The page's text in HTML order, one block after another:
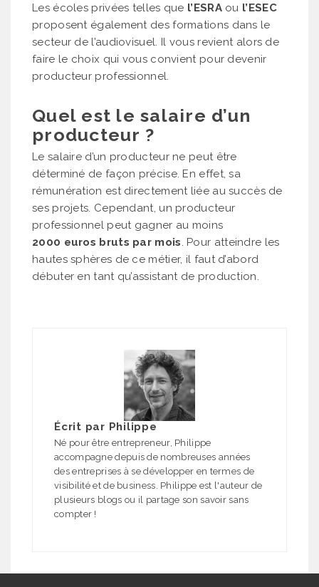
Les écoles privées telles que l’ESRAou l’ESEC
proposent également des formations dans le
secteur de l’audiovisuel. Il vous revient alors de
faire le choix qui vous convient pour devenir
producteur professionnel.
Quel est le salaire d’un
producteur ?
Le salaire d’un producteur ne peut être
déterminé de façon précise. En effet, sa
rémunération est directement liée au succès de
ses projets. Cependant, un producteur
professionnel peut gagner au moins
2000 euros bruts par mois. Pour atteindre les
hautes sphères de ce métier, il faut d’abord
débuter en tant qu’assistant de production.
Écrit par Philippe
Né pour être entrepreneur, Philippe
accompagne depuis de nombreuses années
des entreprises à se développer en termes de
visibilité et de business. Philippe est l'auteur de
plusieurs blogs ou il partage son savoir sans
compter !